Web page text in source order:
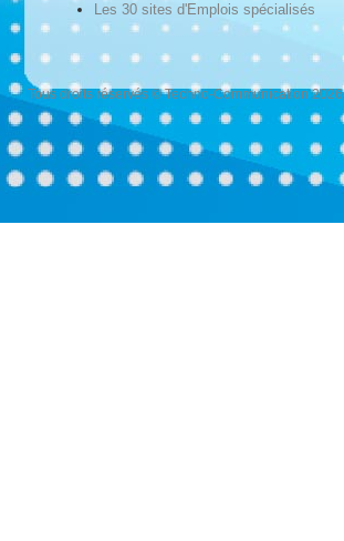
Les 30 sites d'Emplois spécialisés
Tous droits réservés © Techno-Communication 2026